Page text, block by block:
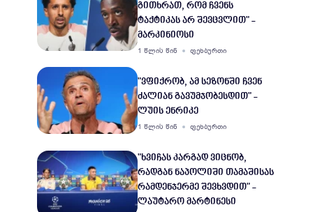
გითხრათ, რომ ჩვენს
ტაქტიკას არ შევცვლით" -
მარკინიოსი
1 წლის წინ ფეხბურთი
"ვფიქრობ, ამ სეზონში ჩვენ
ძალიან გავუმჯობესდით" -
ლუის ენრიკე
1 წლის წინ ფეხბურთი
"ხვიჩას კარგად ვიცნობ,
რადგან ნაპოლიში თამაშისას
რამდენჯერმე შევხვდით" -
ლაუტარო მარტინესი